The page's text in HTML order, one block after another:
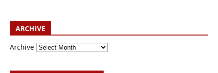
ARCHIVE
Archive